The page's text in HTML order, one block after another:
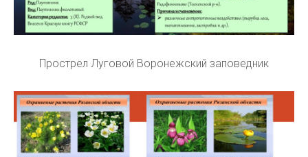
Прострел Луговой Воронежский заповедник